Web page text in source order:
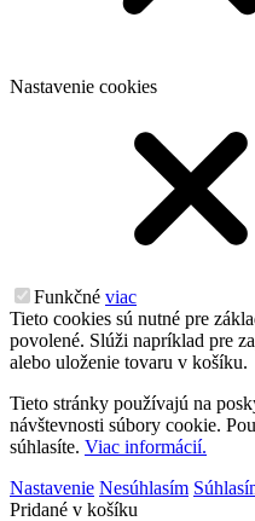
Nastavenie cookies
Funkčné viac
Tieto cookies sú nutné pre
povolené. Slúži napríklad pre
alebo uloženie tovaru v košíku.
Tieto stránky používajú na
návštevnosti súbory cookie.
súhlasíte. Viac informácií.
Nastavenie Nesúhlasím
Pridané v košíku